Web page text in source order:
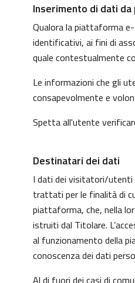
Inserimento di dati
Qualora la piattaforma
identificativi, ai fini di
quale contestualmente
Le informazioni che gli
consapevolmente e
Spetta all'utente
Destinatari dei dati
I dati dei visitatori/utenti
trattati per le finalità di
piattaforma, che, nella
istruiti dal Titolare.
al funzionamento della
conoscenza dei dati
Al di fuori dei casi di